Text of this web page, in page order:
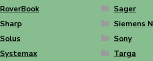
RoverBook
Sager
Sharp
Siemens
Solus
Sony
Systemax
Targa